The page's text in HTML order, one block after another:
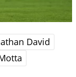
David